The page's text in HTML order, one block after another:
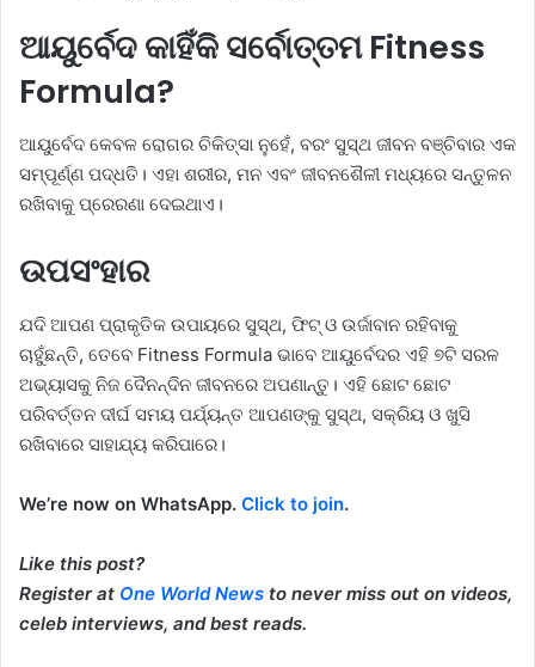
ଆୟୁର୍ବେଦ କାହିଁକି ସର୍ବୋତ୍ତମ Fitness
Formula?
ଆୟୁର୍ବେଦ କେବଳ ରୋଗର ଚିକିତ୍ସା ନୁହେଁ, ବରଂ ସୁସ୍ଥ ଜୀବନ ବଞ୍ଚିବାର ଏକ
ସମ୍ପୂର୍ଣ୍ଣ ପଦ୍ଧତି। ଏହା ଶରୀର, ମନ ଏବଂ ଜୀବନଶୈଳୀ ମଧ୍ୟରେ ସନ୍ତୁଳନ
ରଖିବାକୁ ପ୍ରେରଣା ଦେଇଥାଏ।
ଉପସଂହାର
ଯଦି ଆପଣ ପ୍ରାକୃତିକ ଉପାୟରେ ସୁସ୍ଥ, ଫିଟ୍ ଓ ଉର୍ଜାବାନ ରହିବାକୁ
ଚାହୁଁଛନ୍ତି, ତେବେ Fitness Formula ଭାବେ ଆୟୁର୍ବେଦର ଏହି ୭ଟି ସରଳ
ଅଭ୍ୟାସକୁ ନିଜ ଦୈନନ୍ଦିନ ଜୀବନରେ ଅପଣାନ୍ତୁ। ଏହି ଛୋଟ ଛୋଟ
ପରିବର୍ତ୍ତନ ଦୀର୍ଘ ସମୟ ପର୍ଯ୍ୟନ୍ତ ଆପଣଙ୍କୁ ସୁସ୍ଥ, ସକ୍ରିୟ ଓ ଖୁସି
ରଖିବାରେ ସାହାଯ୍ୟ କରିପାରେ।
We’re now on WhatsApp. Click to join.
Like this post?
Register at One World News to never miss out on videos,
celeb interviews, and best reads.